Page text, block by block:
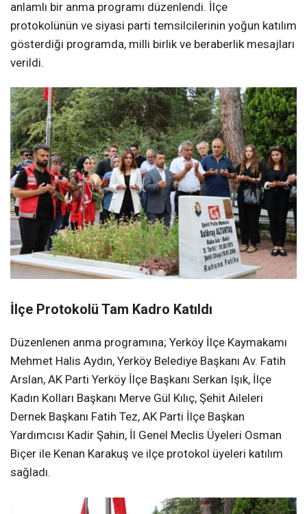
anlamlı bir anma programı düzenlendi. İlçe
protokolünün ve siyasi parti temsilcilerinin yoğun katılım
gösterdiği programda, milli birlik ve beraberlik mesajları
verildi.
İlçe Protokolü Tam Kadro Katıldı
Düzenlenen anma programına; Yerköy İlçe Kaymakamı
Mehmet Halis Aydın, Yerköy Belediye Başkanı Av. Fatih
Arslan, AK Parti Yerköy İlçe Başkanı Serkan Işık, İlçe
Kadın Kolları Başkanı Merve Gül Kılıç, Şehit Aileleri
Dernek Başkanı Fatih Tez, AK Parti İlçe Başkan
Yardımcısı Kadir Şahin, İl Genel Meclis Üyeleri Osman
Biçer ile Kenan Karakuş ve ilçe protokol üyeleri katılım
sağladı.